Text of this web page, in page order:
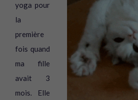
yoga pour
la
première
fois quand
ma fille
avait 3
mois. Elle